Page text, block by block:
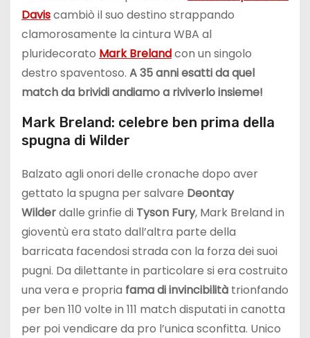
Daviscambiò il suo destino strappando
clamorosamente la cintura WBA al
pluridecorato Mark Brelandcon un singolo
destro spaventoso. A 35 anni esatti da quel
match da brividi andiamo a riviverlo insieme!
Mark Breland: celebre ben prima della
spugna di Wilder
Balzato agli onori delle cronache dopo aver
gettato la spugna per salvare Deontay
Wilderdalle grinfie di Tyson Fury, Mark Breland in
gioventù era stato dall’altra parte della
barricata facendosi strada con la forza dei suoi
pugni. Da dilettante in particolare si era costruito
una vera e propria fama di invincibilità trionfando
per ben 110 volte in 111 match disputati in canotta
per poi vendicare da pro l’unica sconfitta. Unico